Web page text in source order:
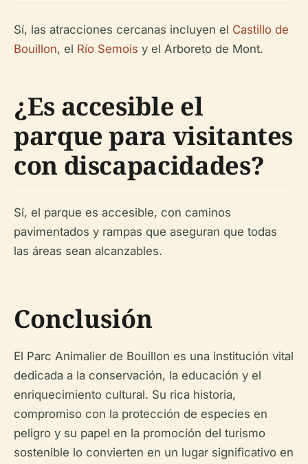
Sí, las atracciones cercanas incluyen el Castillo de
Bouillon, el Río Semois y el Arboreto de Mont.
¿Es accesible el
parque para visitantes
con discapacidades?
Sí, el parque es accesible, con caminos
pavimentados y rampas que aseguran que todas
las áreas sean alcanzables.
Conclusión
El Parc Animalier de Bouillon es una institución vital
dedicada a la conservación, la educación y el
enriquecimiento cultural. Su rica historia,
compromiso con la protección de especies en
peligro y su papel en la promoción del turismo
sostenible lo convierten en un lugar significativo en